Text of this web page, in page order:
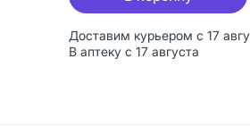
Доставим курьером с 17
В аптеку с 17 августа